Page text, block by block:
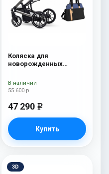
Коляска для
новорожденных
Denim
55 600 р
47 290 e
Купить
В наличии
3D